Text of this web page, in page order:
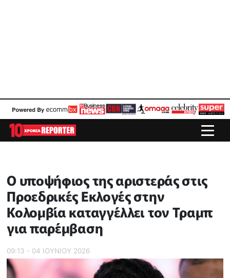
Ο υποψήφιος της αριστεράς στις
Προεδρικές Εκλογές στην
Κολομβία καταγγέλλει τον Τραμπ
για παρέμβαση
09:13 - 04 ΙΟΥΝΙΟΥ 2026